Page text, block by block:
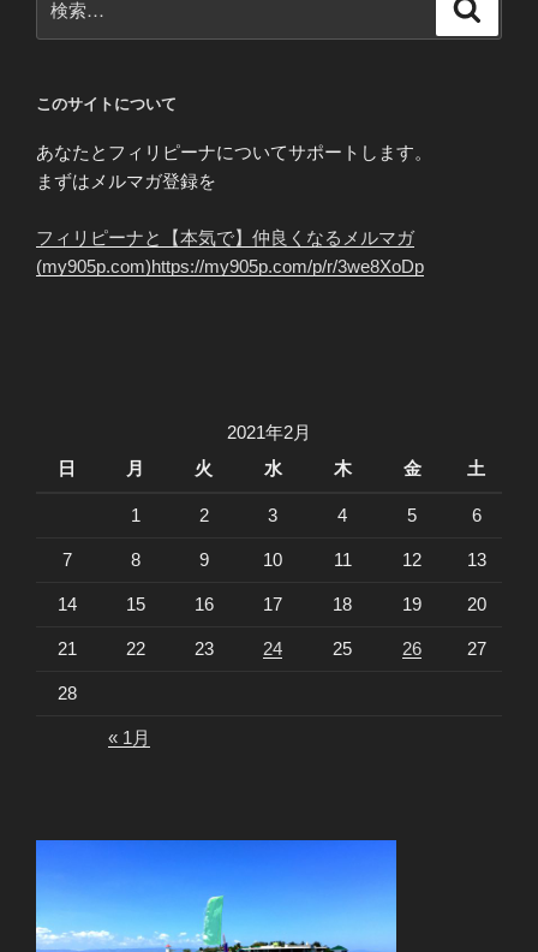
索:
このサイトについて
あなたとフィリピーナについてサポートします。
まずはメルマガ登録を
フィリピーナと【本気で】仲良くなるメルマガ
(my905p.com)https://my905p.com/p/r/3we8XoDp
2021年2月
日
月 火 水 木 金 土
1 2 3 4 5 6
7 8 9 10 11 12 13
14 15 16 17 18 19 20
21 22 23 24 25 26 27
28
« 1月